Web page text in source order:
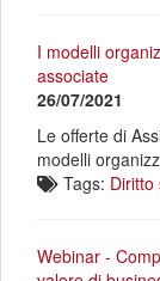
I modelli
associate
26/07/2021
Le offerte di
modelli
Tags: Diritto
Webinar -